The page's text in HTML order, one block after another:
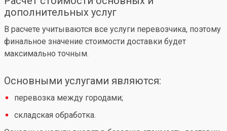
дополнительных услуг
В расчете учитываются все услуги перевозчика, поэтому
финальное значение стоимости доставки будет
максимально точным.
Основными услугами являются:
перевозка между городами;
складская обработка.